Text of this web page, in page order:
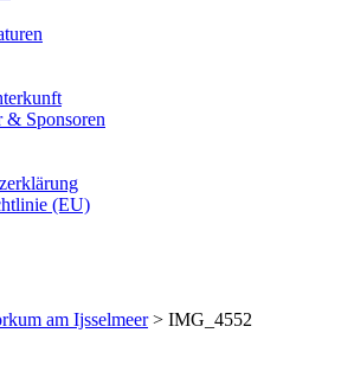
& Sponsoren
(EU)
am Ijsselmeer> IMG_4552